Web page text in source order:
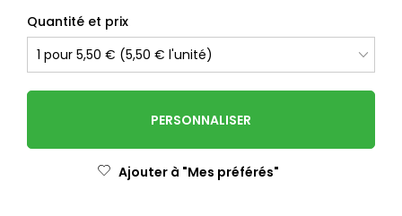
Quantité et prix
PERSONNALISER
Ajouter à "Mes préférés"